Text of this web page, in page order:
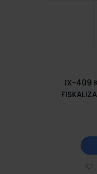
IX-409